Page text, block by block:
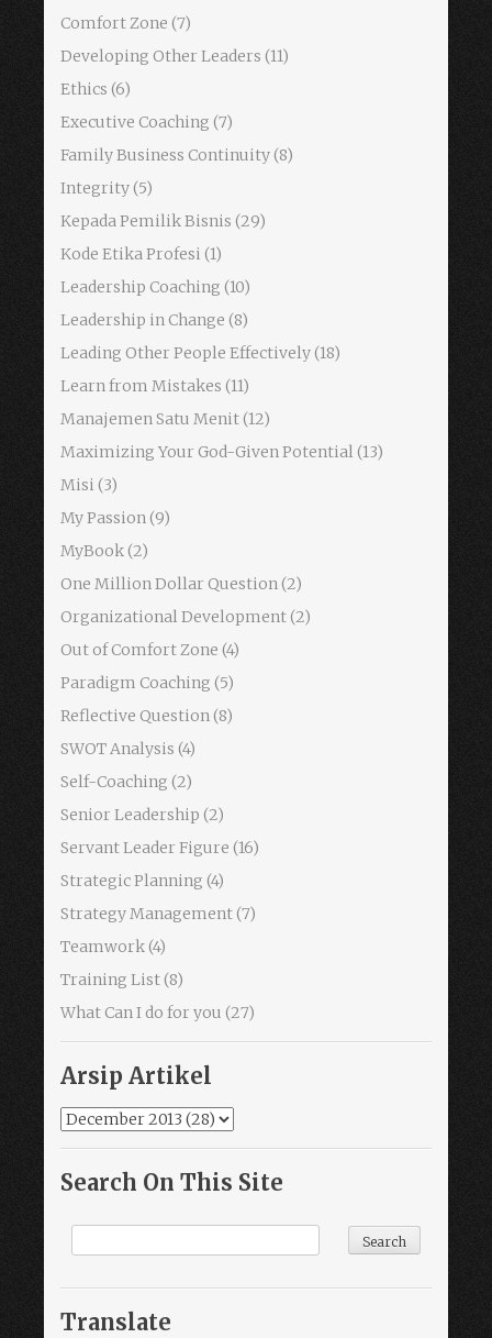
Comfort Zone (7)
Developing Other Leaders (11)
Ethics (6)
Executive Coaching (7)
Family Business Continuity(8)
Integrity(5)
Kepada Pemilik Bisnis (29)
Kode Etika Profesi (1)
Leadership Coaching (10)
Leadership in Change (8)
Leading Other People Effectively(18)
Learn from Mistakes (11)
Manajemen Satu Menit(12)
Maximizing Your God-Given Potential(13)
Misi (3)
My Passion(9)
MyBook(2)
One Million Dollar Question(2)
Organizational Development(2)
Out of Comfort Zone (4)
Paradigm Coaching (5)
Reflective Question(8)
SWOT Analysis (4)
Self-Coaching (2)
Senior Leadership (2)
Servant Leader Figure (16)
Strategic Planning (4)
Strategy Management(7)
Teamwork(4)
Training List(8)
What Can I do for you (27)
Arsip Artikel
Search On This Site
Translate